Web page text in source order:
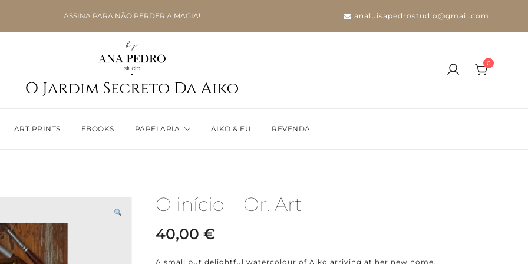
ASSINA PARA NÃO PERDER A MAGIA! analuisapedrostudio@gmail.com
0
ART PRINTS EBOOKS PAPELARIA AIKO & EU REVENDA
O início – Or. Art
40,00 €
A small but delightful watercolour of Aiko arriving at her new home,